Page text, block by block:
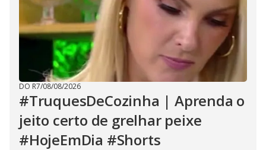
e
o
DO R7/08/08/2026
#TruquesDeCozinha | Aprenda o
jeito certo de grelhar peixe
#HojeEmDia #Shorts